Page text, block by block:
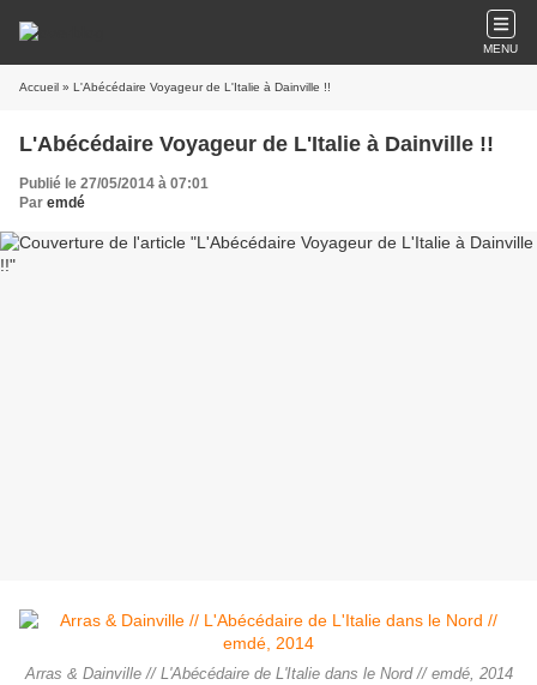
MENU
Accueil » L'Abécédaire Voyageur de L'Italie à Dainville !!
L'Abécédaire Voyageur de L'Italie à Dainville !!
Publié le 27/05/2014 à 07:01
Par emdé
Arras & Dainville // L'Abécédaire de L'Italie dans le Nord // emdé, 2014